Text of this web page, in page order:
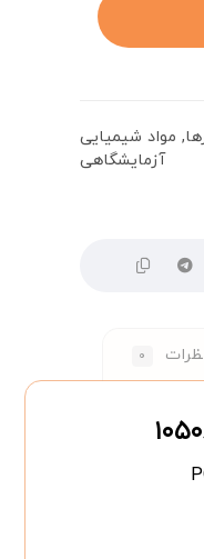
, مواد شیمیایی
آزمایشگاهی
۰